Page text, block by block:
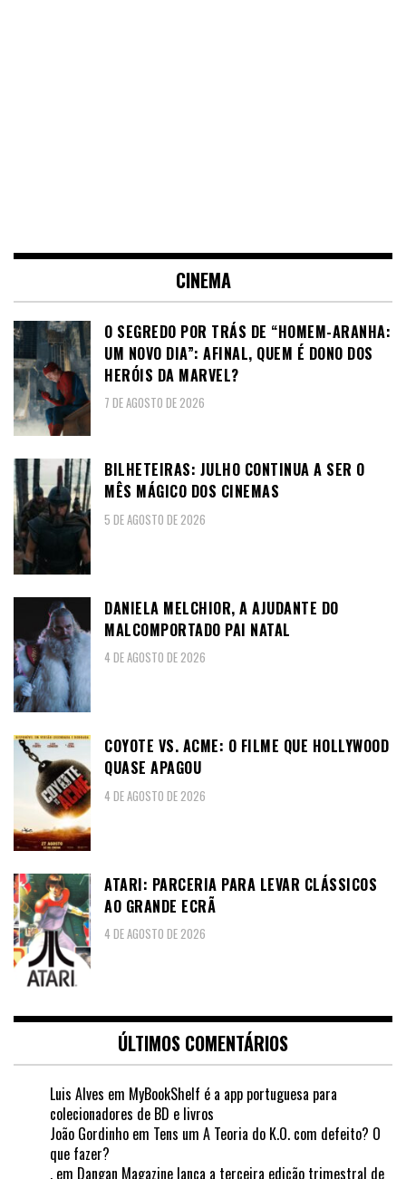
CINEMA
O SEGREDO POR TRÁS DE “HOMEM-ARANHA:
UM NOVO DIA”: AFINAL, QUEM É DONO DOS
HERÓIS DA MARVEL?
7 DE AGOSTO DE 2026
BILHETEIRAS: JULHO CONTINUA A SER O
MÊS MÁGICO DOS CINEMAS
5 DE AGOSTO DE 2026
DANIELA MELCHIOR, A AJUDANTE DO
MALCOMPORTADO PAI NATAL
4 DE AGOSTO DE 2026
COYOTE VS. ACME: O FILME QUE HOLLYWOOD
QUASE APAGOU
4 DE AGOSTO DE 2026
ATARI: PARCERIA PARA LEVAR CLÁSSICOS
AO GRANDE ECRÃ
4 DE AGOSTO DE 2026
ÚLTIMOS COMENTÁRIOS
Luis Alves em MyBookShelf é a app portuguesa para
colecionadores de BD e livros
João Gordinho em Tens um A Teoria do K.O. com defeito? O
que fazer?
. em Dangan Magazine lança a terceira edição trimestral de